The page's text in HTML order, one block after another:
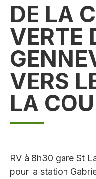
DE LA
VERTE
VERS
LA
RV à 8h30 gare St
pour la station